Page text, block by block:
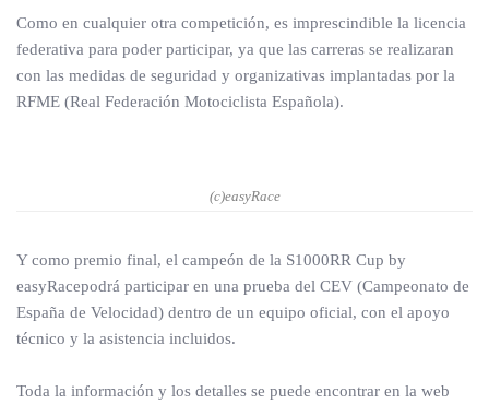
Como en cualquier otra competición, es imprescindible la licencia
federativa para poder participar, ya que las carreras se realizaran
con las medidas de seguridad y organizativas implantadas por la
RFME (Real Federación Motociclista Española).
(c)easyRace
Y como premio final, el campeón de la S1000RR Cup by
easyRacepodrá participar en una prueba del CEV (Campeonato de
España de Velocidad) dentro de un equipo oficial, con el apoyo
técnico y la asistencia incluidos.
Toda la información y los detalles se puede encontrar en la web